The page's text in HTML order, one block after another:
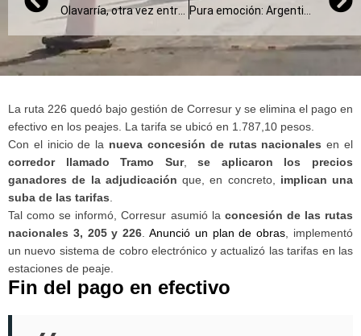
La ruta 226 quedó bajo gestión de Corresur y se elimina el pago en
efectivo en los peajes. La tarifa se ubicó en 1.787,10 pesos.
Con el inicio de la nueva concesión de rutas nacionales en el
corredor llamado Tramo Sur,se aplicaron los precios
ganadores de la adjudicación que, en concreto, implican una
suba de las tarifas
Tal como se informó, Corresur asumió la concesión de las rutas
nacionales 3, 205 y 226 .Anunció un plan de obras , implementó
un nuevo sistema de cobro electrónico y actualizó las tarifas en las
estaciones de peaje.
Fin del pago en efectivo